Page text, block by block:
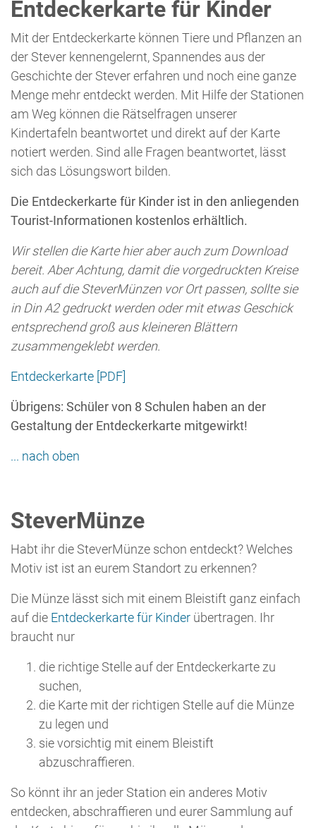
bereit. Aber Achtung, damit die vorgedruckten Kreise
auch auf die SteverMünzen vor Ort passen, sollte sie
in Din A2 gedruckt werden oder mit etwas Geschick
entsprechend groß aus kleineren Blättern
zusammengeklebt werden.
Entdeckerkarte [PDF]
Übrigens: Schüler von 8 Schulen haben an der
Gestaltung der Entdeckerkarte mitgewirkt!
... nach oben
SteverMünze
Habt ihr die SteverMünze schon entdeckt? Welches
Motiv ist ist an eurem Standort zu erkennen?
Die Münze lässt sich mit einem Bleistift ganz einfach
braucht nur
die richtige Stelle auf der Entdeckerkarte zu
suchen,
die Karte mit der richtigen Stelle auf die Münze
entdecken, abschraffieren und eurer Sammlung auf
der Karte hinzufügen, bis ihr alle Münzen der
SteverLandRoute zusammen habt.
Übrigens: Die Motive der SteverMünzen wurden von
Schülern der 7a des Rupert Neudeck-Gymnasiums
Nottuln unter Leitung von Arne Bülow entworfen.
... nach oben
Wie geht es weiter?
SindInfotafel Mitmachstation Kindertafel
und
SteverMünze
erkundet, kann es weiter gehen. Aber
wie?